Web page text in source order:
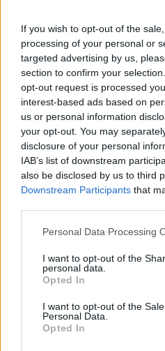
If you wish to opt-out of the
processing of your personal or
targeted advertising by us,
section to confirm your
opt-out request is processed
interest-based ads based on
us or personal information
your opt-out. You may
disclosure of your personal
IAB’s list of downstream
also be disclosed by us to third
Downstream Participants that
Personal Data Processing
I want to opt-out of the
personal data.
Opted In
I want to opt-out of the
Personal Data.
Opted In
állhatott. A valóság
kötvénypiac kezdett el
amit még a világ
számú döntéshozója sem
kívül.
Budapest Economic Forum
gazdaságpolitika, a
változhatnak meg a
magyar kormány és mivel néz
környezetben? Ez lesz a
gazdaságpolitikai
témája.Információ és
KEDVES OLVASÓNK!
A keresett cikk a
regisztrációhoz kötött.